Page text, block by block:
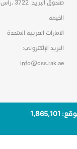
صندوق البريد: 3722 ،رأس
الخيمة
الامارات العربية المتحدة
البريد الإلكتروني:
info@css.rak.ae